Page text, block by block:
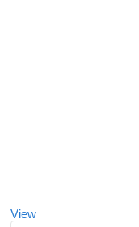
View